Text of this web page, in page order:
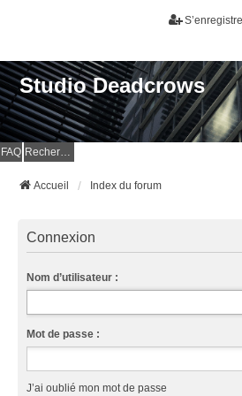
Studio Deadcrows
FAQ Rechercher
Accueil Index du forum
Connexion
Nom d’utilisateur :
Mot de passe :
J’ai oublié mon mot de passe